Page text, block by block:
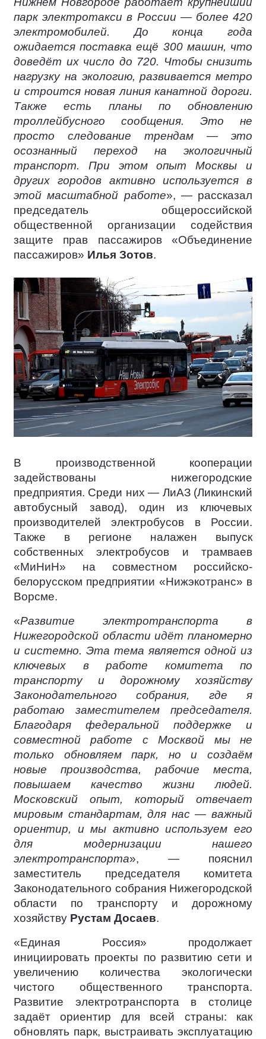
парк электротакси в России — более 420
электромобилей. До конца года
ожидается поставка ещё 300 машин, что
доведёт их число до 720. Чтобы снизить
нагрузку на экологию, развивается метро
и строится новая линия канатной дороги.
Также есть планы по обновлению
троллейбусного сообщения. Это не
просто следование трендам — это
осознанный переход на экологичный
транспорт. При этом опыт Москвы и
других городов активно используется в
этой масштабной работе», — рассказал
председатель общероссийской
общественной организации содействия
защите прав пассажиров «Объединение
пассажиров» Илья Зотов.
В производственной кооперации
задействованы нижегородские
предприятия. Среди них — ЛиАЗ (Ликинский
автобусный завод), один из ключевых
производителей электробусов в России.
Также в регионе налажен выпуск
собственных электробусов и трамваев
«МиНиН» на совместном российско-
белорусском предприятии «Нижэкотранс» в
Ворсме.
«Развитие электротранспорта в
Нижегородской области идёт планомерно
и системно. Эта тема является одной из
ключевых в работе комитета по
транспорту и дорожному хозяйству
Законодательного собрания, где я
работаю заместителем председателя.
Благодаря федеральной поддержке и
совместной работе с Москвой мы не
только обновляем парк, но и создаём
новые производства, рабочие места,
повышаем качество жизни людей.
Московский опыт, который отвечает
мировым стандартам, для нас — важный
ориентир, и мы активно используем его
для модернизации нашего
электротранспорта», — пояснил
заместитель председателя комитета
Законодательного собрания Нижегородской
области по транспорту и дорожному
хозяйству Рустам Досаев.
«Единая Россия» продолжает
инициировать проекты по развитию сети и
увеличению количества экологически
чистого общественного транспорта.
Развитие электротранспорта в столице
задаёт ориентир для всей страны: как
обновлять парк, выстраивать эксплуатацию